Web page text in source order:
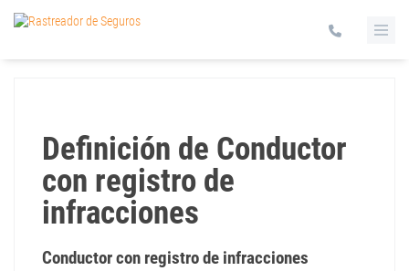
Definición de Conductor
con registro de
infracciones
Conductor con registro de infracciones